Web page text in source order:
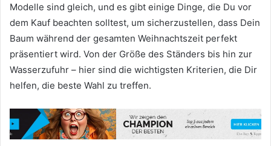
Modelle sind gleich, und es gibt einige Dinge, die Du vor
dem Kauf beachten solltest, um sicherzustellen, dass Dein
Baum während der gesamten Weihnachtszeit perfekt
präsentiert wird. Von der Größe des Ständers bis hin zur
Wasserzufuhr – hier sind die wichtigsten Kriterien, die Dir
helfen, die beste Wahl zu treffen.